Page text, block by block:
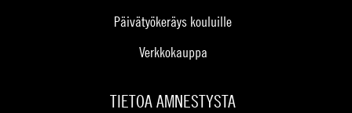
Päivätyökeräys kouluille
Verkkokauppa
TIETOA AMNESTYSTA